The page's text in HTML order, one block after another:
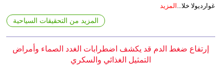
غوارديولا خلا... المزيد
المزيد من التحقيقات السياحية
إرتفاع ضغط الدم قد يكشف اضطرابات الغدد الصماء وأمراض
التمثيل الغذائي والسكري